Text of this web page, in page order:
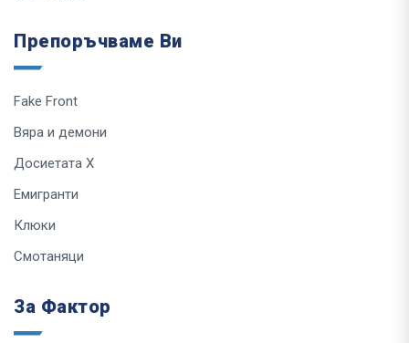
Препоръчваме Ви
Fake Front
Вяра и демони
Досиетата Х
Емигранти
Клюки
Смотаняци
За Фактор